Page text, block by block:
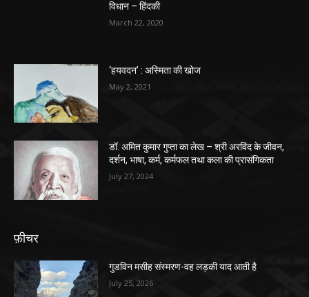
विधान – हिंदकी
March 22, 2020
‘हयवदन’ : अस्मिता की खोज
May 2, 2021
डॉ. अमित कुमार गुप्ता का लेख – श्री अरविंद के जीवन,
दर्शन, भाषा, कर्म, कर्मफल तथा कला की प्रासंगिकता
July 27, 2024
फ़ीचर
गुडविन मसीह संस्मरण-वह लड़की याद आती है
July 25, 2026